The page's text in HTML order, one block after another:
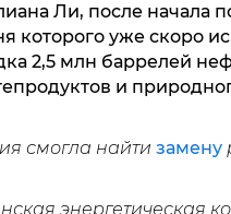
Ли, после начала
которого уже скоро
2,5 млн баррелей
и
смогла найти замену
энергетическая